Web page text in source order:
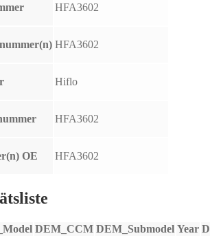
HFA3602
HFA3602
Hiflo
HFA3602
OE HFA3602
DEM_CCM DEM_Submodel Year